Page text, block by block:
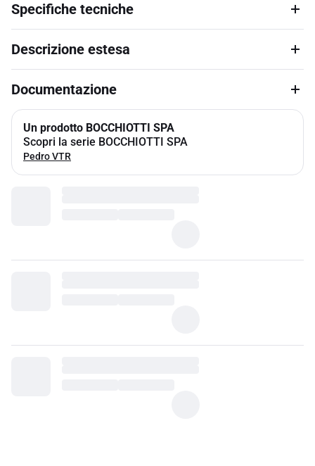
Specifiche tecniche
Descrizione estesa
Documentazione
Un prodotto BOCCHIOTTI SPA
Scopri la serie BOCCHIOTTI SPA
Pedro VTR